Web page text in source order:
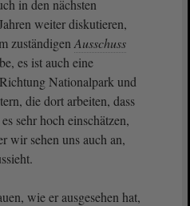
in den nächsten
weiter diskutieren,
zuständigen Ausschuss
es ist auch eine
Nationalpark und
die dort arbeiten, dass
sehr hoch einschätzen,
wir sehen uns auch an,
wie er ausgesehen hat,